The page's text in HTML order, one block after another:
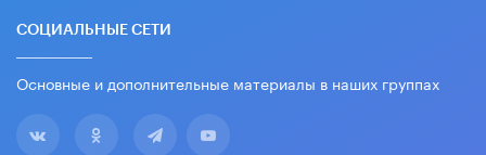
СОЦИАЛЬНЫЕ СЕТИ
Основные и дополнительные материалы в наших группах